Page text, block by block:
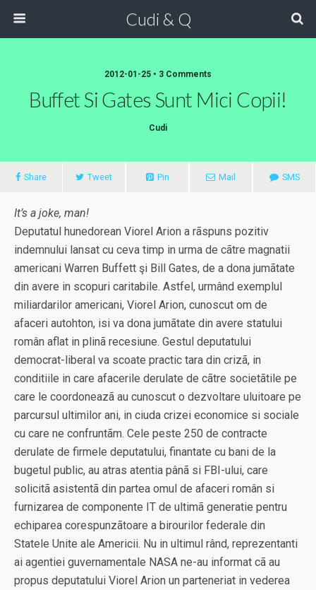
Cudi & Q
2012-01-25 • 3 Comments
Buffet Si Gates Sunt Mici Copii!
Cudi
Share Tweet Pin Mail SMS
It’s a joke, man!
Deputatul hunedorean Viorel Arion a rãspuns pozitiv
indemnului lansat cu ceva timp in urma de cãtre magnatii
americani Warren Buffett şi Bill Gates, de a dona jumãtate
din avere in scopuri caritabile. Astfel, urmând exemplul
miliardarilor americani, Viorel Arion, cunoscut om de
afaceri autohton, isi va dona jumãtate din avere statului
român aflat in plinã recesiune. Gestul deputatului
democrat-liberal va scoate practic tara din crizã, in
conditiile in care afacerile derulate de cãtre societãtile pe
care le coordoneazã au cunoscut o dezvoltare uluitoare pe
parcursul ultimilor ani, in ciuda crizei economice si sociale
cu care ne confruntãm. Cele peste 250 de contracte
derulate de firmele deputatului, finantate cu bani de la
bugetul public, au atras atentia pânã si FBI-ului, care
solicitã asistentã din partea omul de afaceri român si
furnizarea de componente IT de ultimã generatie pentru
echiparea corespunzãtoare a birourilor federale din
Statele Unite ale Americii. Nu in ultimul rând, reprezentanti
ai agentiei guvernamentale NASA ne-au informat cã au
propus deputatului Viorel Arion un parteneriat in vederea